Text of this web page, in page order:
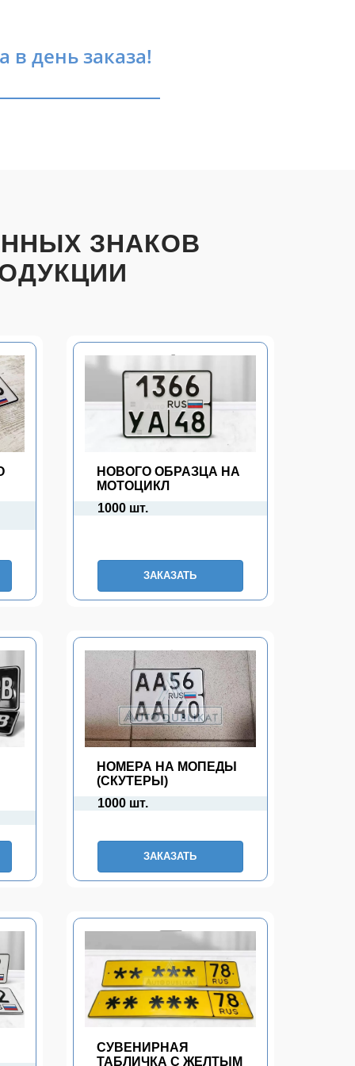
день заказа!
ЗНАКОВ
НОВОГО ОБРАЗЦА НА
МОТОЦИКЛ
1000 шт.
ЗАКАЗАТЬ
НОМЕРА НА МОПЕДЫ
(СКУТЕРЫ)
1000 шт.
ЗАКАЗАТЬ
СУВЕНИРНАЯ
ТАБЛИЧКА С ЖЕЛТЫМ